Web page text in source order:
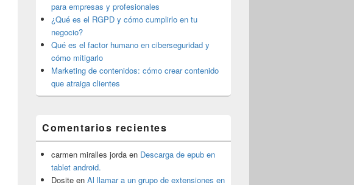
para empresas y profesionales
¿Qué es el RGPD y cómo cumplirlo en tu
negocio?
Qué es el factor humano en ciberseguridad y
cómo mitigarlo
Marketing de contenidos: cómo crear contenido
que atraiga clientes
Comentarios recientes
carmen miralles jorda en Descarga de epub en
tablet android.
Dosite en Al llamar a un grupo de extensiones en